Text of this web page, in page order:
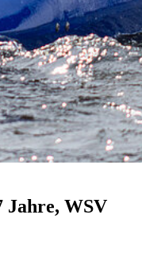
Jahre, WSV